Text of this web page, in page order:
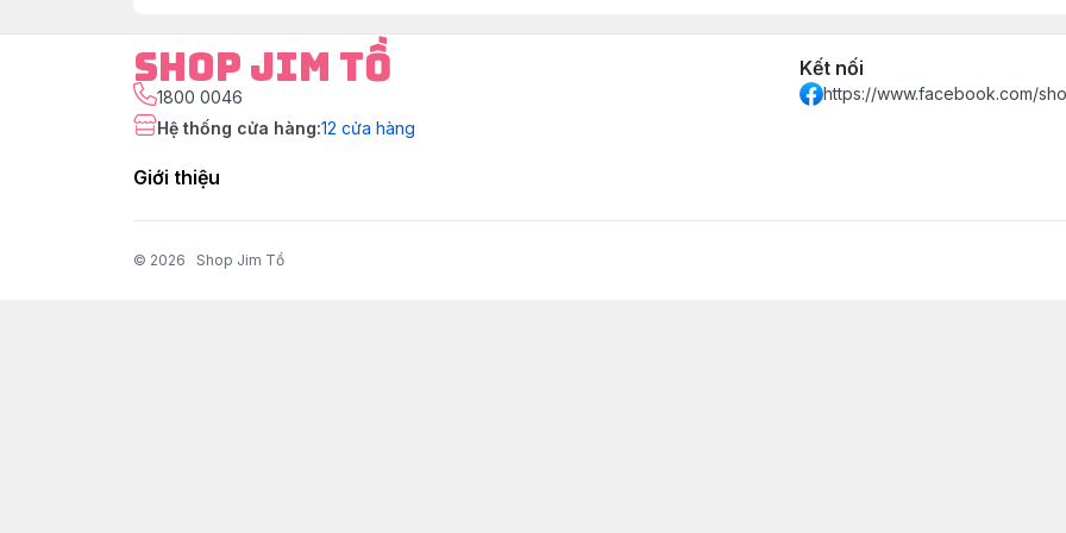
Shop Jim Tồ
1800 0046
Hệ thống cửa hàng:12 cửa hàng
Kết nối
https://www.facebook.com/
Giới thiệu
© 2026 Shop Jim Tồ